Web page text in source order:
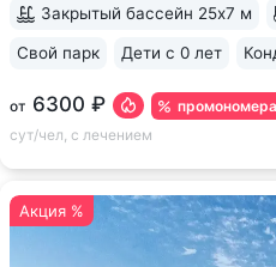
промономера
от 6300 ₽
сут/чел, с лечением
Закрытый бассейн 25х7 м
Свой парк Дети с 0 лет
Акция %